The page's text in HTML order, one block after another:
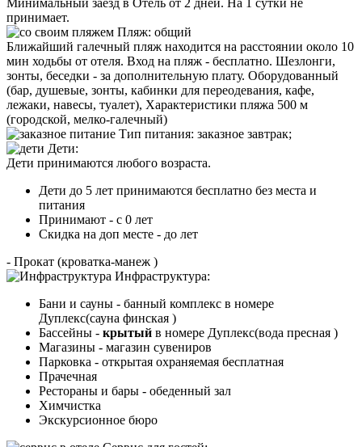
принимает.
Пляж: общий
Ближайший галечный пляж находится на расстоянии около 10
мин ходьбы от отеля. Вход на пляж - бесплатно. Шезлонги,
зонты, беседки - за дополнительную плату. Оборудованный
(бар, душевые, зонты, кабинки для переодевания, кафе,
лежаки, навесы, туалет), Характеристики пляжа 500 м
(городской, мелко-галечный)
Тип питания: заказное завтрак;
Дети:
Дети принимаются любого возраста.
Дети до 5 лет принимаются бесплатно без места и
питания
Принимают - с 0 лет
Скидка на доп месте - до лет
- Прокат (кроватка-манеж )
Инфраструктура:
Бани и сауны - банный комплекс в номере
Дуплекс(сауна финская )
Бассейны - крытый в номере Дуплекс(вода пресная )
Магазины - магазин сувениров
Парковка - открытая охраняемая бесплатная
Прачечная
Рестораны и бары - обеденный зал
Химчистка
Экскурсионное бюро